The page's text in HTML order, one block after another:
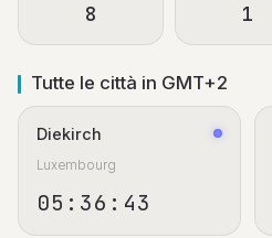
8 1
Tutte le città in GMT+2
Diekirch
Luxembourg
05:36:44